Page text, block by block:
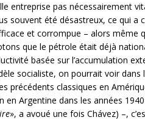
entreprise pas nécessairement
été désastreux, ce qui a
et corrompue – alors même
que le pétrole était déjà
basée sur l’accumulation
socialiste, on pourrait voir
classiques en
en Argentine dans les années
», a avoué une fois Chávez) –,